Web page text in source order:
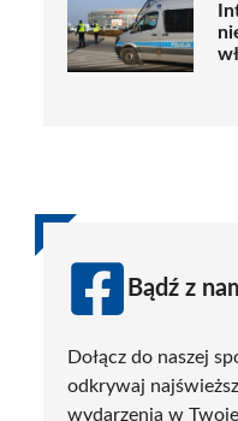
Bądź z
Dołącz do naszej
odkrywaj
wydarzenia w